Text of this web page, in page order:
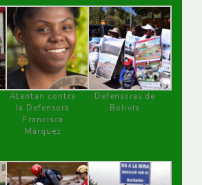
Atentan contra
la Defensora
Francisca
Márquez
Defensoras de
Bolivia